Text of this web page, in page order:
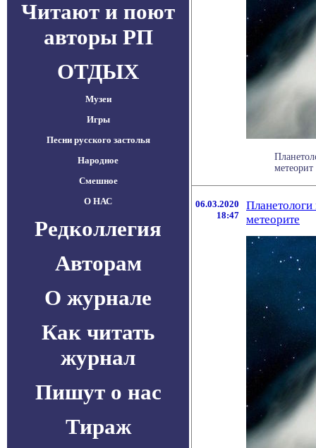
Читают и поют
авторы РП
ОТДЫХ
Музеи
Игры
Песни русского застолья
Народное
Смешное
О НАС
Редколлегия
Авторам
О журнале
Как читать
журнал
Пишут о нас
Тираж
06.03.2020
18:47
метеорите